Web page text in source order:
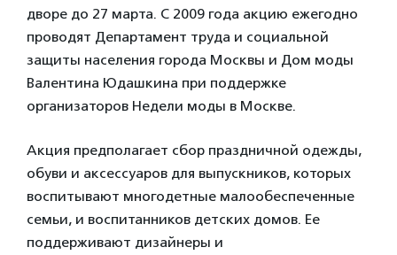
дворе до 27 марта. С 2009 года акцию ежегодно
проводят Департамент труда и социальной
защиты населения города Москвы и Дом моды
Валентина Юдашкина при поддержке
организаторов Недели моды в Москве.
Акция предполагает сбор праздничной одежды,
обуви и аксессуаров для выпускников, которых
воспитывают многодетные малообеспеченные
семьи, и воспитанников детских домов. Ее
поддерживают дизайнеры и